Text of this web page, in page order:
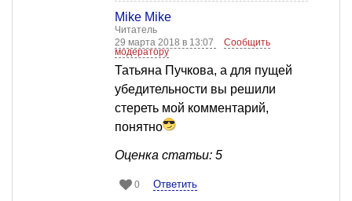
Mike Mike
Читатель
29 марта 2018 в 13:07
Сообщить
модератору
Татьяна Пучкова, а для пущей
убедительности вы решили
стереть мой комментарий,
понятно
Оценка статьи: 5
0 Ответить